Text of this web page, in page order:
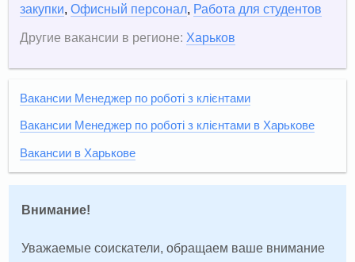
закупки,Офисный персонал, Работа для студентов
Другие вакансии в регионе: Харьков
Вакансии Менеджер по роботі з клієнтами
Вакансии Менеджер по роботі з клієнтами в Харькове
Вакансии в Харькове
Внимание!
Уважаемые соискатели, обращаем ваше внимание